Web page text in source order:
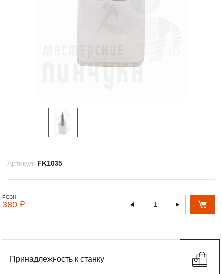
Артикул: FK1035
РОЗН
380 ₽
Принадлежность к станку